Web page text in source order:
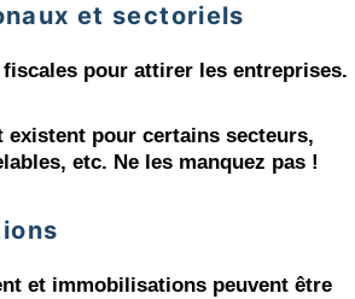
et sectoriels
pour attirer les entreprises.
existent pour certains secteurs,
etc. Ne les manquez pas !
et immobilisations peuvent être